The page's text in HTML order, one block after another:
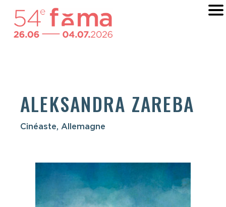
ALEKSANDRA ZAREBA
Cinéaste, Allemagne